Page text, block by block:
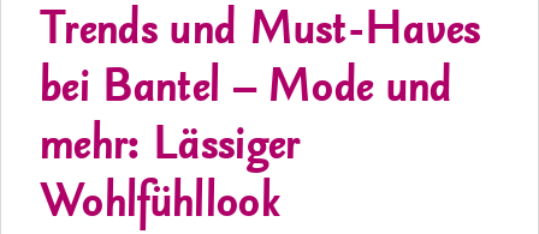
Trends und Must-Haves
bei Bantel – Mode und
mehr: Lässiger
Wohlfühllook